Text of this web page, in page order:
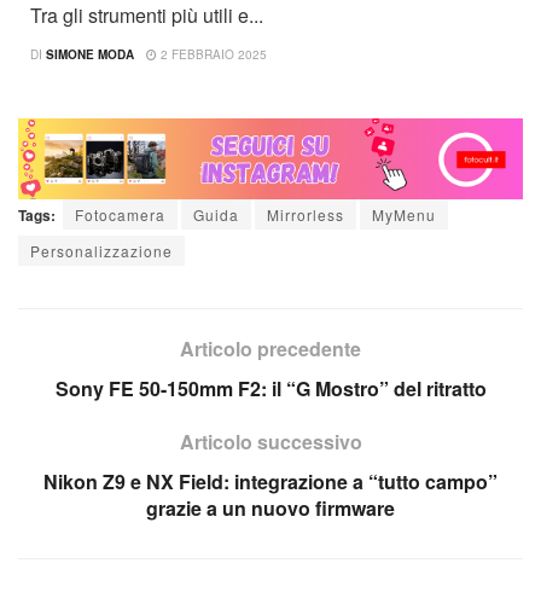
Tra gli strumenti più utili e...
DI SIMONE MODA 2 FEBBRAIO 2025
Tags: Fotocamera Guida Mirrorless
MyMenu
Personalizzazione
Articolo precedente
Sony FE 50-150mm F2: il “G Mostro” del ritratto
Articolo successivo
Nikon Z9 e NX Field: integrazione a “tutto campo”
grazie a un nuovo firmware